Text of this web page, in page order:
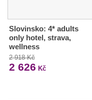
Slovinsko: 4* adults
only hotel, strava,
wellness
2 918 Kč
2 626 Kč